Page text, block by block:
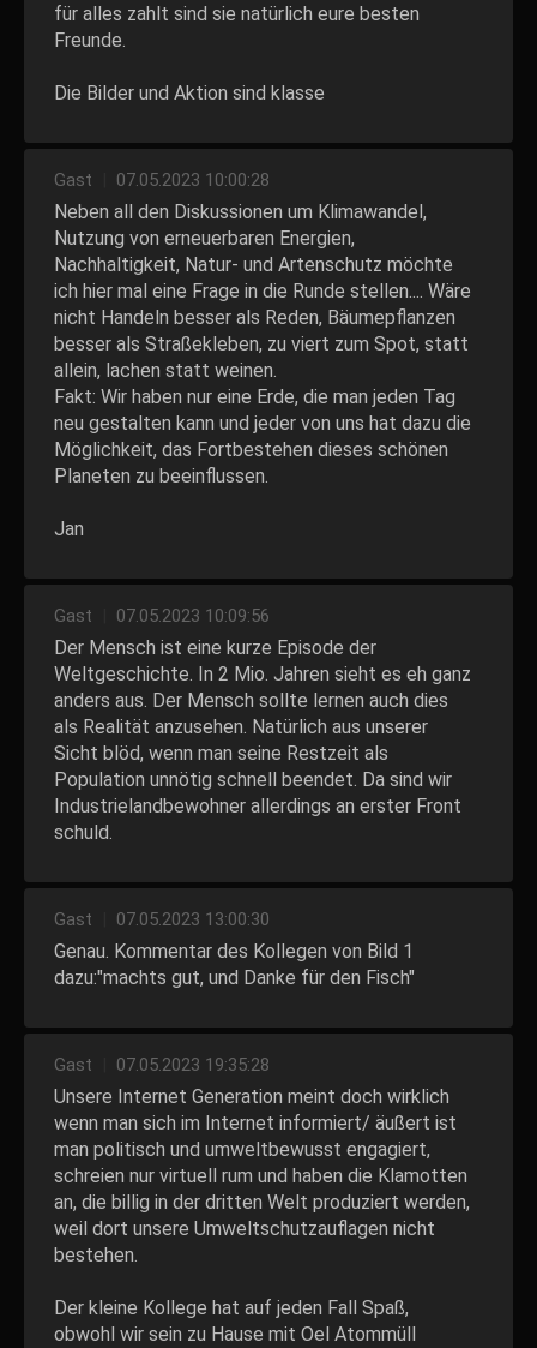
für alles zahlt sind sie natürlich eure besten
Freunde.
Die Bilder und Aktion sind klasse
Gast 07.05.2023 10:00:28
Neben all den Diskussionen um Klimawandel,
Nutzung von erneuerbaren Energien,
Nachhaltigkeit, Natur- und Artenschutz möchte
ich hier mal eine Frage in die Runde stellen.... Wäre
nicht Handeln besser als Reden, Bäumepflanzen
besser als Straßekleben, zu viert zum Spot, statt
allein, lachen statt weinen.
Fakt: Wir haben nur eine Erde, die man jeden Tag
neu gestalten kann und jeder von uns hat dazu die
Möglichkeit, das Fortbestehen dieses schönen
Planeten zu beeinflussen.
Jan
Gast 07.05.2023 10:09:56
Der Mensch ist eine kurze Episode der
Weltgeschichte. In 2 Mio. Jahren sieht es eh ganz
anders aus. Der Mensch sollte lernen auch dies
als Realität anzusehen. Natürlich aus unserer
Sicht blöd, wenn man seine Restzeit als
Population unnötig schnell beendet. Da sind wir
Industrielandbewohner allerdings an erster Front
schuld.
Gast 07.05.2023 13:00:30
Genau. Kommentar des Kollegen von Bild 1
dazu:"machts gut, und Danke für den Fisch"
Gast 07.05.2023 19:35:28
Unsere Internet Generation meint doch wirklich
wenn man sich im Internet informiert/ äußert ist
man politisch und umweltbewusst engagiert,
schreien nur virtuell rum und haben die Klamotten
an, die billig in der dritten Welt produziert werden,
weil dort unsere Umweltschutzauflagen nicht
bestehen.
Der kleine Kollege hat auf jeden Fall Spaß,
obwohl wir sein zu Hause mit Oel Atommüll